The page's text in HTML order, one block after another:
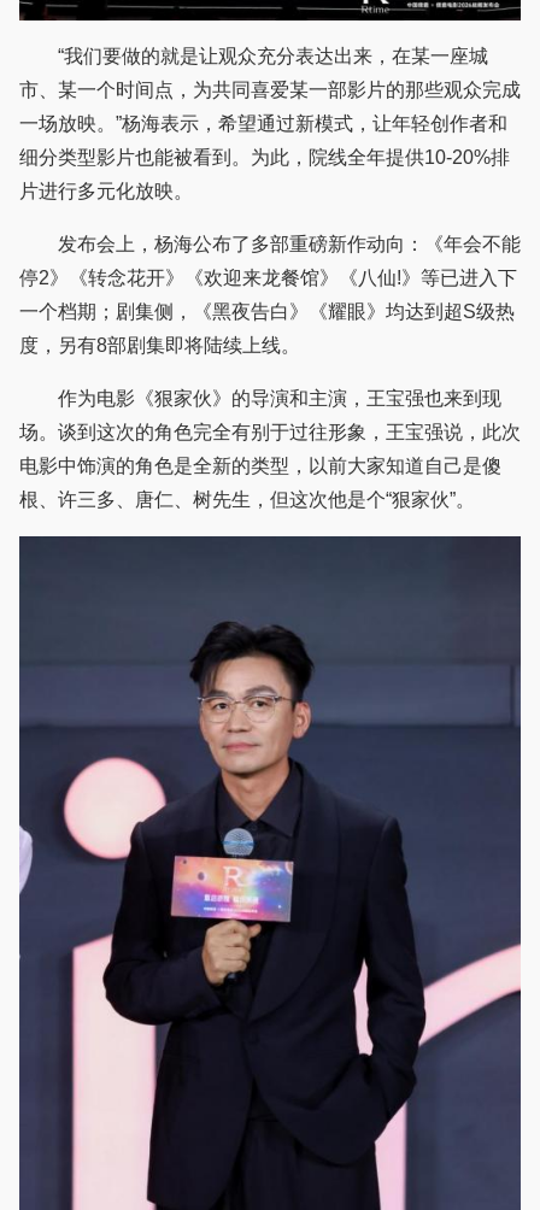
“我们要做的就是让观众充分表达出来，在某一座城
市、某一个时间点，为共同喜爱某一部影片的那些观众完成
一场放映。”杨海表示，希望通过新模式，让年轻创作者和
细分类型影片也能被看到。为此，院线全年提供10-20%排
片进行多元化放映。
发布会上，杨海公布了多部重磅新作动向：《年会不能
停2》《转念花开》《欢迎来龙餐馆》《八仙!》等已进入下
一个档期；剧集侧，《黑夜告白》《耀眼》均达到超S级热
度，另有8部剧集即将陆续上线。
作为电影《狠家伙》的导演和主演，王宝强也来到现
场。谈到这次的角色完全有别于过往形象，王宝强说，此次
电影中饰演的角色是全新的类型，以前大家知道自己是傻
根、许三多、唐仁、树先生，但这次他是个“狠家伙”。